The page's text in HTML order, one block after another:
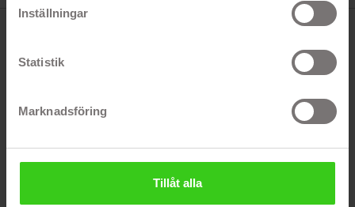
Inställningar
Statistik
Marknadsföring
Tillåt alla
AABQ Food Thermometer är en liten och praktisk
hålla koll på råvarans innertemperatur under
grillning och matlagning. Termometerns mätsticka
är gjord i rostfritt stål och den långsmala stickan